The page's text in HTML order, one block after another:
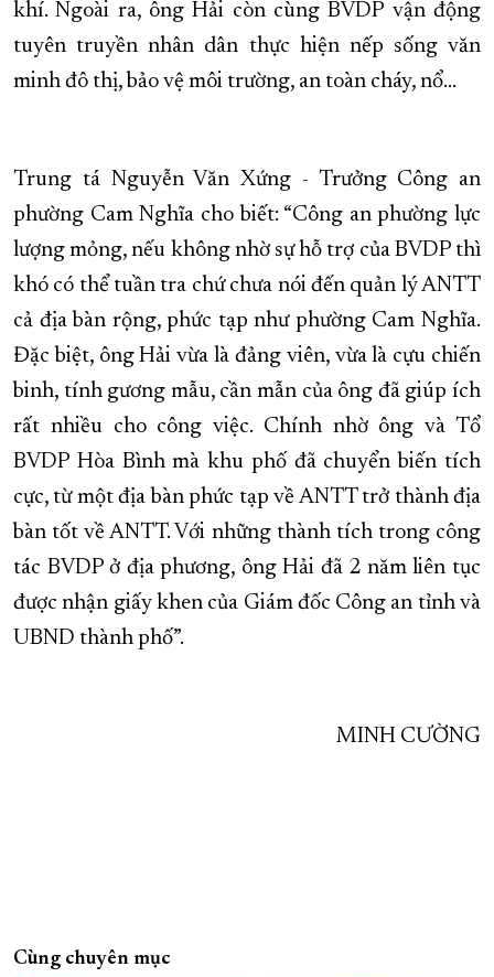
khí. Ngoài ra, ông Hải còn cùng BVDP vận động
tuyên truyền nhân dân thực hiện nếp sống văn
minh đô thị, bảo vệ môi trường, an toàn cháy, nổ…
Trung tá Nguyễn Văn Xứng - Trưởng Công an
phường Cam Nghĩa cho biết: “Công an phường lực
lượng mỏng, nếu không nhờ sự hỗ trợ của BVDP thì
khó có thể tuần tra chứ chưa nói đến quản lý ANTT
cả địa bàn rộng, phức tạp như phường Cam Nghĩa.
Đặc biệt, ông Hải vừa là đảng viên, vừa là cựu chiến
binh, tính gương mẫu, cần mẫn của ông đã giúp ích
rất nhiều cho công việc. Chính nhờ ông và Tổ
BVDP Hòa Bình mà khu phố đã chuyển biến tích
cực, từ một địa bàn phức tạp về ANTT trở thành địa
bàn tốt về ANTT. Với những thành tích trong công
tác BVDP ở địa phương, ông Hải đã 2 năm liên tục
được nhận giấy khen của Giám đốc Công an tỉnh và
UBND thành phố”.
MINH CƯỜNG
Cùng chuyên mục